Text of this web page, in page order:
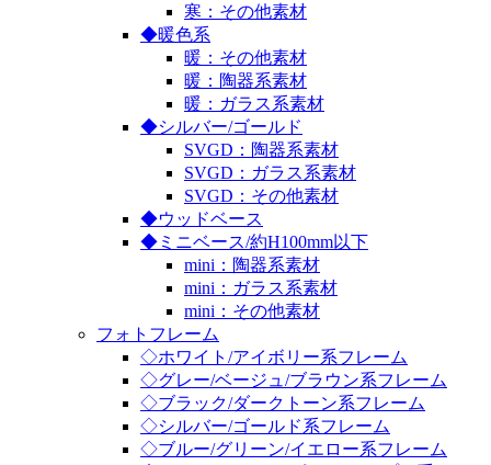
寒：その他素材
◆暖色系
暖：その他素材
暖：陶器系素材
暖：ガラス系素材
◆シルバー/ゴールド
SVGD：陶器系素材
SVGD：ガラス系素材
SVGD：その他素材
◆ウッドベース
◆ミニベース/約H100mm以下
mini：陶器系素材
mini：ガラス系素材
mini：その他素材
フォトフレーム
◇ホワイト/アイボリー系フレーム
◇グレー/ベージュ/ブラウン系フレーム
◇ブラック/ダークトーン系フレーム
◇シルバー/ゴールド系フレーム
◇ブルー/グリーン/イエロー系フレーム